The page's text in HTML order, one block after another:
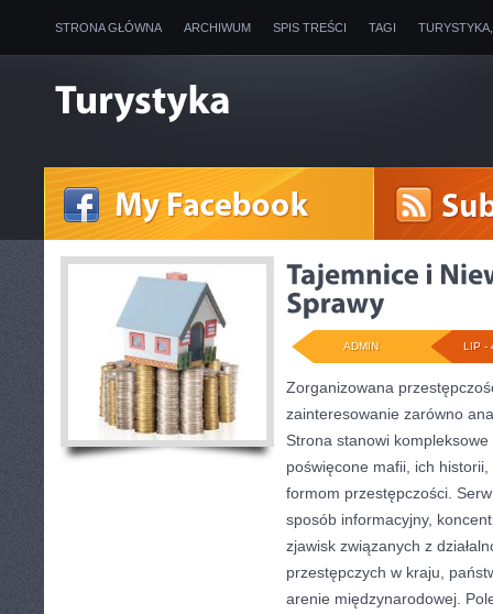
STRONA GŁÓWNA ARCHIWUM SPIS TREŚCI TAGI
LIP -
ADMIN
Zorganizowana
zainteresowanie zarówno
Strona stanowi
poświęcone mafii, ich
formom przestępczości.
sposób informacyjny,
zjawisk związanych z
przestępczych w kraju,
arenie międzynarodowej.